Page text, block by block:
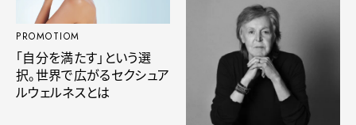
PROMOTIOM
「自分を満たす」という選
択。世界で広がるセクシュア
ルウェルネスとは